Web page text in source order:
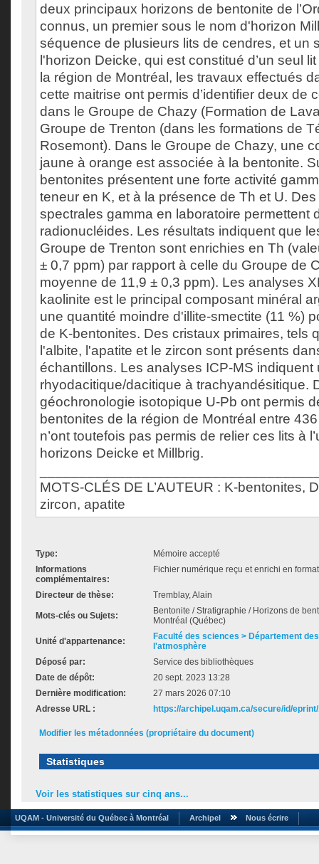
deux principaux horizons de bentonite de
connus, un premier sous le nom d'horizon
séquence de plusieurs lits de cendres, et un
l'horizon Deicke, qui est constitué d’un seul
la région de Montréal, les travaux effectués
cette maitrise ont permis d’identifier deux de
dans le Groupe de Chazy (Formation de
Groupe de Trenton (dans les formations de
Rosemont). Dans le Groupe de Chazy, une
jaune à orange est associée à la bentonite.
bentonites présentent une forte activité
teneur en K, et à la présence de Th et U.
spectrales gamma en laboratoire permettent
radionucléides. Les résultats indiquent que
Groupe de Trenton sont enrichies en Th
± 0,7 ppm) par rapport à celle du Groupe de
moyenne de 11,9 ± 0,3 ppm). Les analyses
kaolinite est le principal composant minéral
une quantité moindre d'illite-smectite (11 %)
de K-bentonites. Des cristaux primaires, tels
l'albite, l'apatite et le zircon sont présents
échantillons. Les analyses ICP-MS indiquent
rhyodacitique/dacitique à trachyandésitique.
géochronologie isotopique U-Pb ont permis
bentonites de la région de Montréal entre
n’ont toutefois pas permis de relier ces lits à
horizons Deicke et Millbrig.
MOTS-CLÉS DE L’AUTEUR : K-bentonites,
zircon, apatite
Type:
Mémoire accepté
Informations
complémentaires:
Fichier numérique reçu et enrichi en
Directeur de thèse: Tremblay, Alain
Mots-clés ou Sujets:
Bentonite / Stratigraphie / Horizons de
Montréal (Québec)
Unité d'appartenance:
Faculté des sciences > Département
l'atmosphère
Déposé par:
Service des bibliothèques
Date de dépôt:
20 sept. 2023 13:28
Dernière modification:
27 mars 2026 07:10
Adresse URL :
https://archipel.uqam.ca/secure/id/
Modifier les métadonnées (propriétaire du document)
Statistiques
Voir les statistiques sur cinq ans...
UQAM - Université du Québec à Montréal Archipel Nous écrire